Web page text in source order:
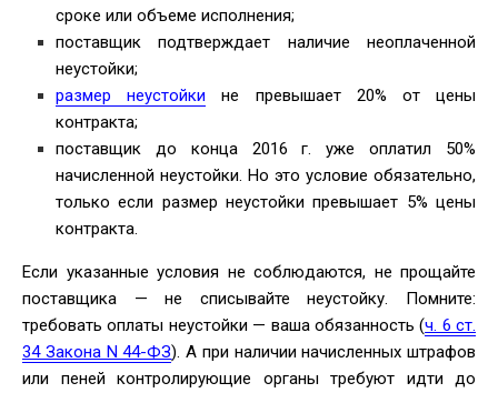
сроке или объеме исполнения;
поставщик подтверждает наличие неоплаченной
неустойки;
размер неустойки не превышает 20% от цены
контракта;
поставщик до конца 2016 г. уже оплатил 50%
начисленной неустойки. Но это условие обязательно,
только если размер неустойки превышает 5% цены
контракта.
Если указанные условия не соблюдаются, не прощайте
поставщика — не списывайте неустойку. Помните:
требовать оплаты неустойки — ваша обязанность (ч. 6 ст.
34 Закона N 44-ФЗ). А при наличии начисленных штрафов
или пеней контролирующие органы требуют идти до